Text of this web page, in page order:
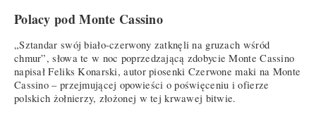
Polacy pod Monte Cassino
„Sztandar swój biało-czerwony zatknęli na gruzach wśród
chmur”, słowa te w noc poprzedzającą zdobycie Monte Cassino
napisał Feliks Konarski, autor piosenki Czerwone maki na Monte
Cassino – przejmującej opowieści o poświęceniu i ofierze
polskich żołnierzy, złożonej w tej krwawej bitwie.